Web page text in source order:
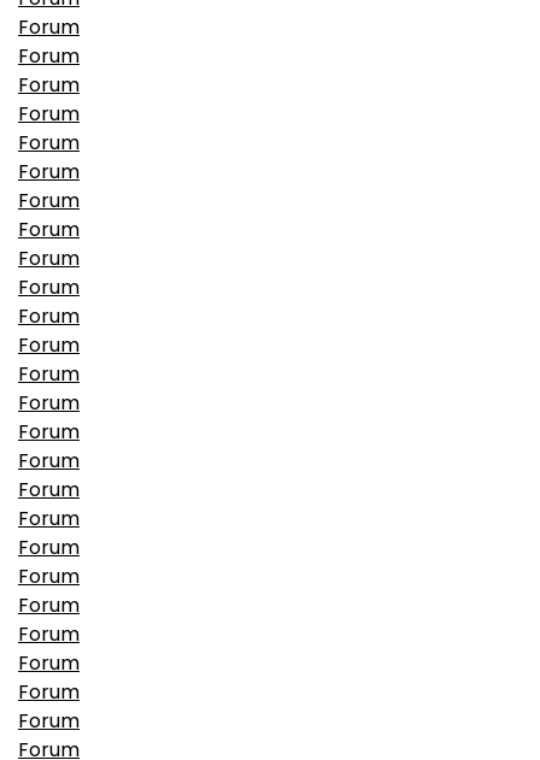
Forum
Forum
Forum
Forum
Forum
Forum
Forum
Forum
Forum
Forum
Forum
Forum
Forum
Forum
Forum
Forum
Forum
Forum
Forum
Forum
Forum
Forum
Forum
Forum
Forum
Forum